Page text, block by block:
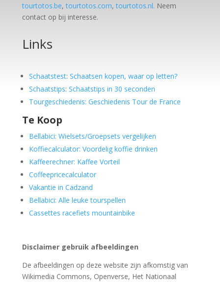
tourtotos.be,tourtotos.com,tourtotos.nl. Neem
contact op bij interesse.
Links
Schaatstest: Schaatsen kopen, waar op letten?
Schaatstips: Schaatstips in 30 seconden
Tourgeschiedenis: Geschiedenis Tour de France
Te Koop
Bellabici: Wielsets/Groepsets vergelijken
Koffiecalculator: Voordelig koffie drinken
Kaffeerechner: Kaffee Vorteil
Coffeepricecalculator
Vakantie in Cadzand
Bellabici: Alle leuke tourspellen
Cassettes racefiets mountainbike
Disclaimer gebruik afbeeldingen
De afbeeldingen op deze website zijn afkomstig van
Wikimedia Commons, Openverse, Het Nationaal